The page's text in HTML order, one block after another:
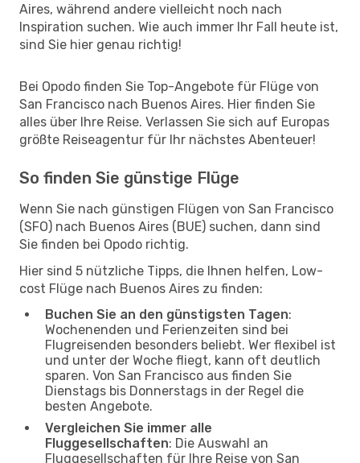
Aires, während andere vielleicht noch nach
Inspiration suchen. Wie auch immer Ihr Fall heute ist,
sind Sie hier genau richtig!
Bei Opodo finden Sie Top-Angebote für Flüge von
San Francisco nach Buenos Aires. Hier finden Sie
alles über Ihre Reise. Verlassen Sie sich auf Europas
größte Reiseagentur für Ihr nächstes Abenteuer!
So finden Sie günstige Flüge
Wenn Sie nach günstigen Flügen von San Francisco
(SFO) nach Buenos Aires (BUE) suchen, dann sind
Sie finden bei Opodo richtig.
Hier sind 5 nützliche Tipps, die Ihnen helfen, Low-
cost Flüge nach Buenos Aires zu finden:
Buchen Sie an den günstigsten Tagen:
Wochenenden und Ferienzeiten sind bei
Flugreisenden besonders beliebt. Wer flexibel ist
und unter der Woche fliegt, kann oft deutlich
sparen. Von San Francisco aus finden Sie
Dienstags bis Donnerstags in der Regel die
besten Angebote.
Vergleichen Sie immer alle
Fluggesellschaften: Die Auswahl an
Fluggesellschaften für Ihre Reise von San